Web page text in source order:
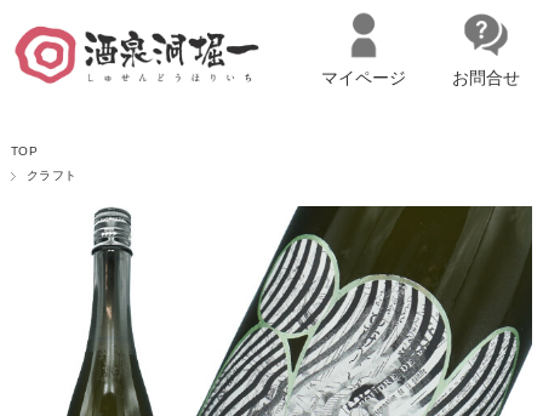
マイページ お問合せ
TOP
クラフト